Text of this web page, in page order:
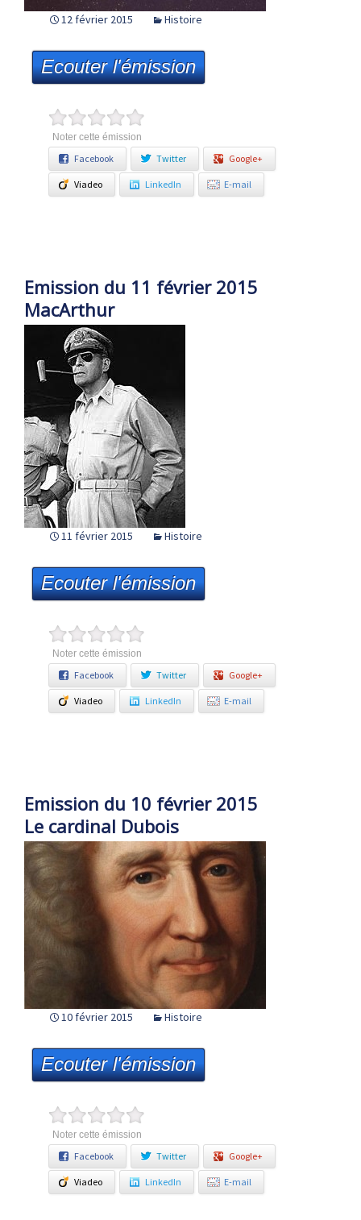
12 février 2015 Histoire
Ecouter l'émission
Noter cette émission
Facebook Twitter Google+
Viadeo LinkedIn E-mail
Emission du 11 février 2015
MacArthur
11 février 2015 Histoire
Ecouter l'émission
Noter cette émission
Facebook Twitter Google+
Viadeo LinkedIn E-mail
Emission du 10 février 2015
Le cardinal Dubois
10 février 2015 Histoire
Ecouter l'émission
Noter cette émission
Facebook Twitter Google+
Viadeo LinkedIn E-mail